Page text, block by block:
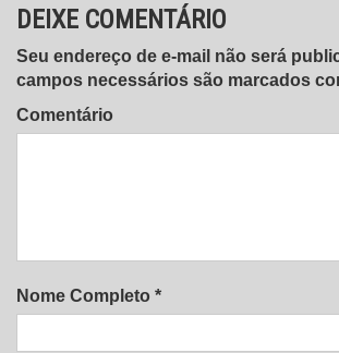
DEIXE COMENTÁRIO
Seu endereço de e-mail não será
campos necessários são marcados
Comentário
Nome Completo *